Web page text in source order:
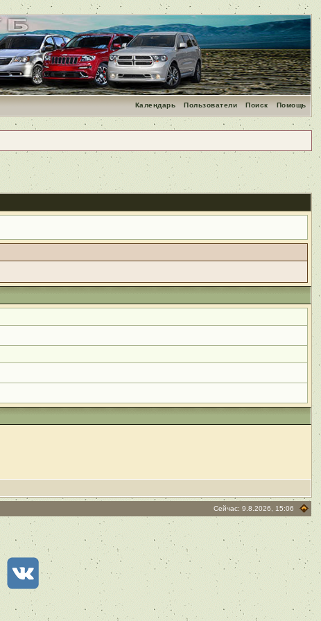
Помощь
Поиск
Пользователи
Календарь
Сейчас: 9.8.2026, 15:06